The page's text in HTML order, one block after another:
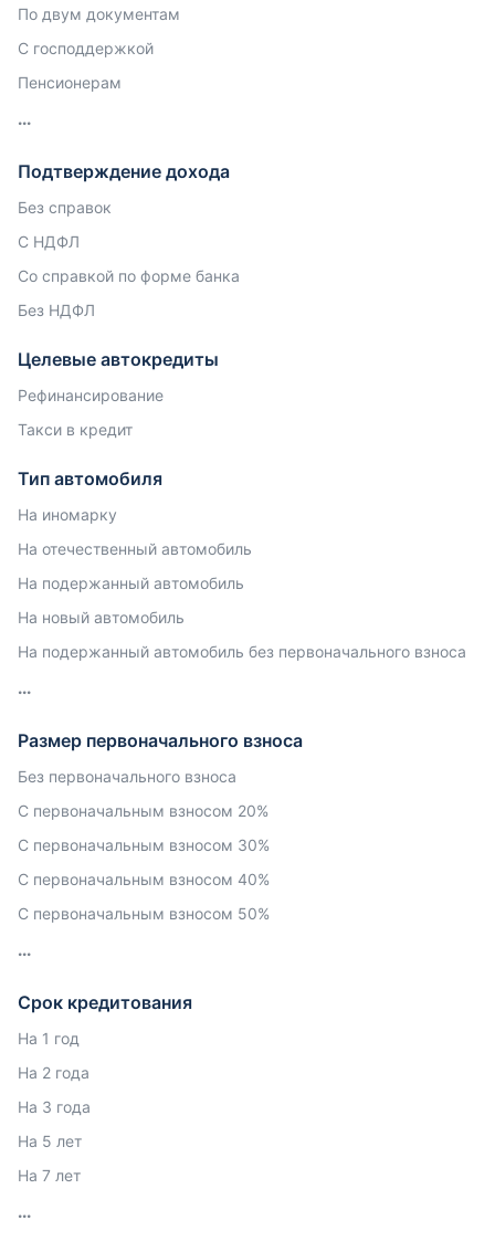
По двум документам
С господдержкой
Пенсионерам
Подтверждение дохода
Без справок
С НДФЛ
Со справкой по форме банка
Без НДФЛ
Целевые автокредиты
Рефинансирование
Такси в кредит
Тип автомобиля
На иномарку
На отечественный автомобиль
На подержанный автомобиль
На новый автомобиль
На подержанный автомобиль без первоначального взноса
Размер первоначального взноса
Без первоначального взноса
С первоначальным взносом 20%
С первоначальным взносом 30%
С первоначальным взносом 40%
С первоначальным взносом 50%
Срок кредитования
На 1 год
На 2 года
На 3 года
На 5 лет
На 7 лет